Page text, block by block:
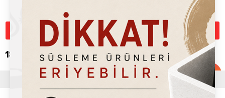
Üzgünüz, Bu Ürün Mağamızda
Tükendi.
189.20 TL
Üzgünüz, Bu Ürün Mağamızda
Tükendi.
Pişen Krema
% 18
İndirim
189.20 TL
230.00